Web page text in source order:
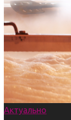
Актуально